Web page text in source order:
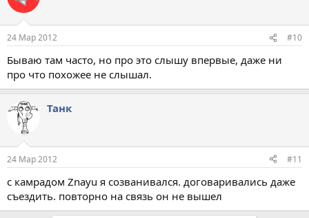
24 Мар 2012 #10
Бываю там часто, но про это слышу впервые, даже ни
про что похожее не слышал.
Танк
24 Мар 2012 #11
с камрадом Znayu я созванивался. договаривались даже
съездить. повторно на связь он не вышел